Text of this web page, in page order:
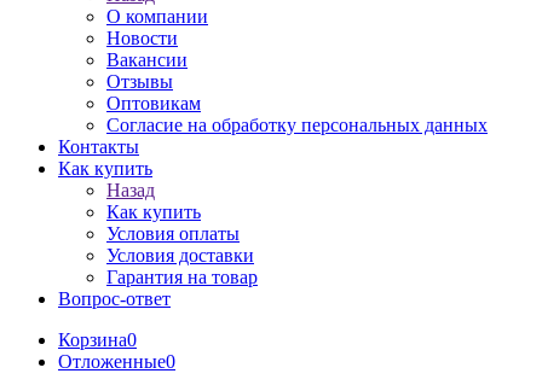
О компании
Новости
Вакансии
Отзывы
Оптовикам
Cогласие на обработку персональных данных
Контакты
Как купить
Назад
Как купить
Условия оплаты
Условия доставки
Гарантия на товар
Вопрос-ответ
Корзина0
Отложенные0